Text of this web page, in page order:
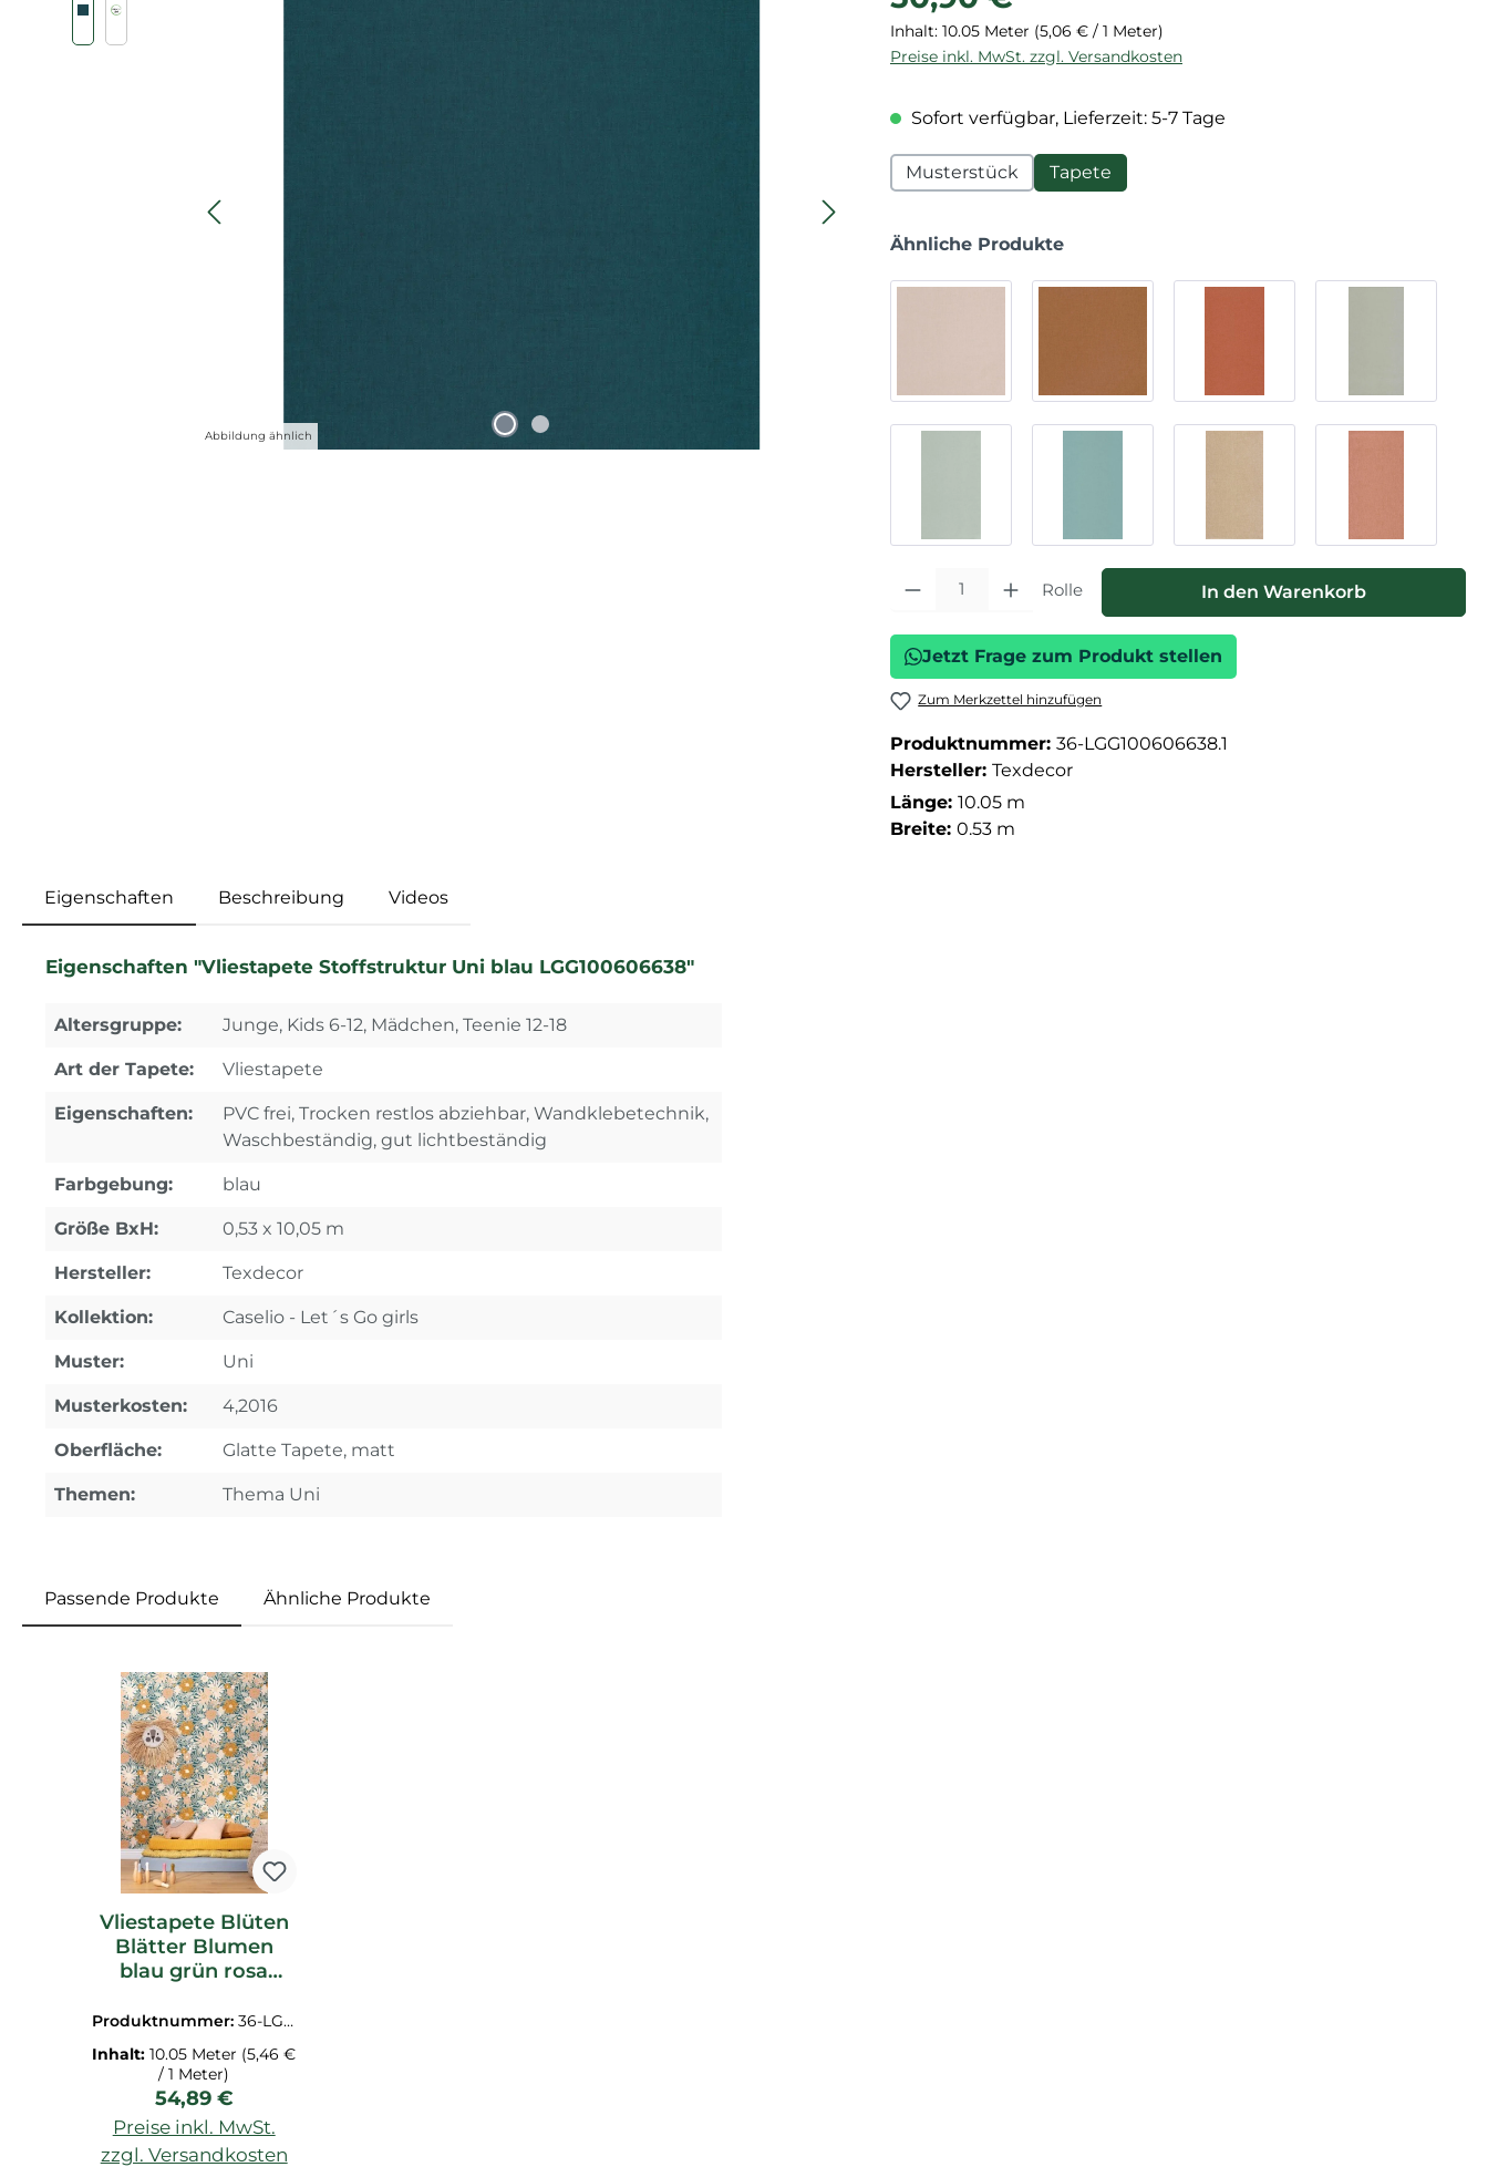
Abbildung ähnlich
Inhalt: 10.05 Meter (5,06 € / 1 Meter)
Preise inkl. MwSt. zzgl. Versandkosten
Sofort verfügbar, Lieferzeit: 5-7 Tage
Musterstück Tapete
Ähnliche Produkte
Produkt Anzahl: Gib den gewünschten Wert ein oder benutze die
Rolle In den Warenkorb
Jetzt Frage zum Produkt stellen
Zum Merkzettel hinzufügen
Produktnummer: 36-LGG100606638.1
Hersteller: Texdecor
Länge: 10.05 m
Breite: 0.53 m
Eigenschaften Beschreibung Videos
Eigenschaften "Vliestapete Stoffstruktur Uni blau LGG100606638"
Altersgruppe: Junge, Kids 6-12, Mädchen, Teenie 12-18
Art der Tapete: Vliestapete
Eigenschaften:
PVC frei, Trocken restlos abziehbar, Wandklebetechnik,
Waschbeständig, gut lichtbeständig
Farbgebung: blau
Größe BxH: 0,53 x 10,05 m
Hersteller: Texdecor
Kollektion: Caselio - Let´s Go girls
Muster: Uni
Musterkosten: 4,2016
Oberfläche: Glatte Tapete, matt
Themen: Thema Uni
Passende Produkte Ähnliche Produkte
Vliestapete Blüten
Blätter Blumen
blau grün rosa
Produktnummer:36-LGG
104436498.1M
Inhalt:10.05 Meter (5,46 €
/ 1 Meter)
Regulärer Preis:
54,89 €
Preise inkl. MwSt.
zzgl. Versandkosten